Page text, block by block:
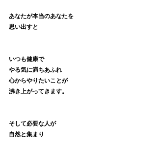
あなたが本当のあなたを
思い出すと
いつも健康で
やる気に満ちあふれ
心からやりたいことが
沸き上がってきます。
そして必要な人が
自然と集まり